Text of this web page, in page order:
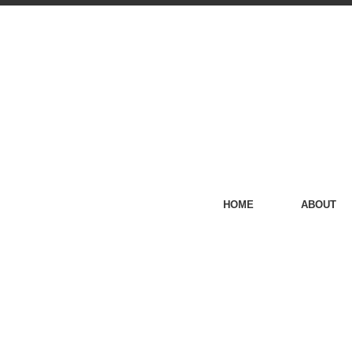
HOME ABOUT